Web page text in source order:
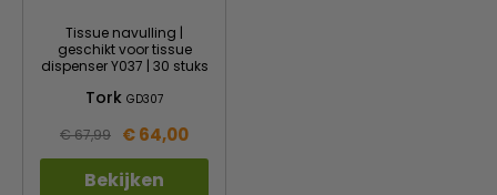
Tissue navulling |
geschikt voor tissue
dispenser Y037 | 30 stuks
Tork GD307
€ 67,99 € 64,00
Bekijken